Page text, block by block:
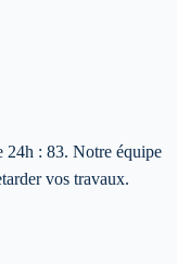
24h : 83. Notre équipe
vos travaux.